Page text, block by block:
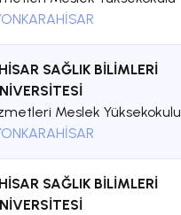
SAĞLIK BİLİMLERİ
Meslek Yüksekokulu
SAĞLIK BİLİMLERİ